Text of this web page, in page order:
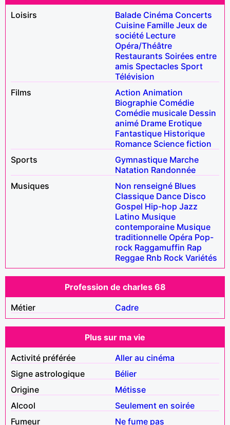
Loisirs
Balade Cinéma Concerts
Cuisine Famille Jeux de
société Lecture
Opéra/Théâtre
Restaurants Soirées entre
amis Spectacles Sport
Télévision
Films
Action Animation
Biographie Comédie
Comédie musicale Dessin
animé Drame Erotique
Fantastique Historique
Romance Science fiction
Sports
Gymnastique Marche
Natation Randonnée
Musiques
Non renseigné Blues
Classique Dance Disco
Gospel Hip-hop Jazz
Latino Musique
contemporaine Musique
traditionnelle Opéra Pop-
rock Raggamuffin Rap
Reggae Rnb Rock Variétés
Profession de charles 68
Métier
Cadre
Plus sur ma vie
Activité préférée
Aller au cinéma
Signe astrologique
Bélier
Origine
Métisse
Alcool
Seulement en soirée
Fumeur
Ne fume pas